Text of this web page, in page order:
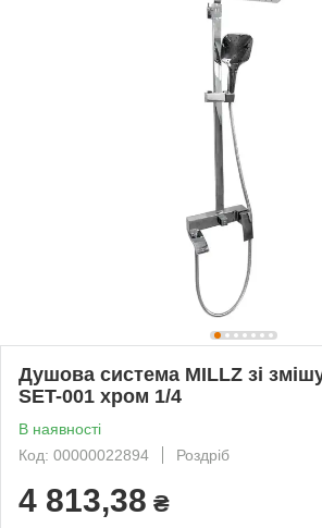
Душова система MILLZ зі
SET-001 хром 1/4
В наявності
Код: 00000022894
Роздріб
4 813,38 ₴